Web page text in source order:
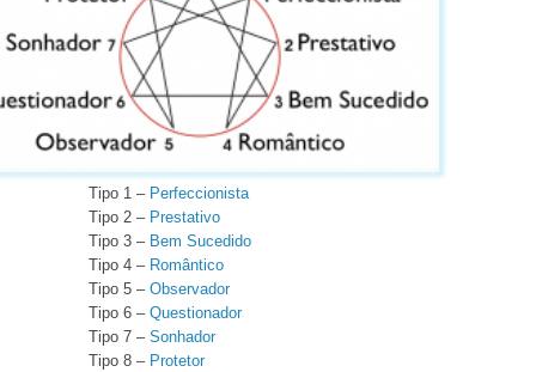
Tipo 1 – Perfeccionista
Tipo 2 – Prestativo
Tipo 3 – Bem Sucedido
Tipo 4 – Romântico
Tipo 5 – Observador
Tipo 6 – Questionador
Tipo 7 –Sonhador
Tipo 8 – Protetor